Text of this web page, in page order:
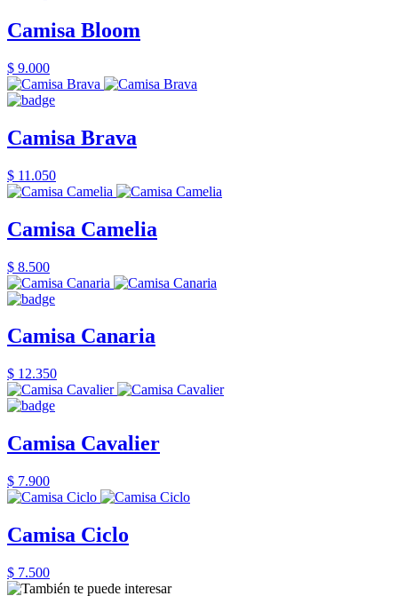
Camisa Bloom
$ 9.000
Camisa Brava
$ 11.050
Camisa Camelia
$ 8.500
Camisa Canaria
$ 12.350
Camisa Cavalier
$ 7.900
Camisa Ciclo
$ 7.500